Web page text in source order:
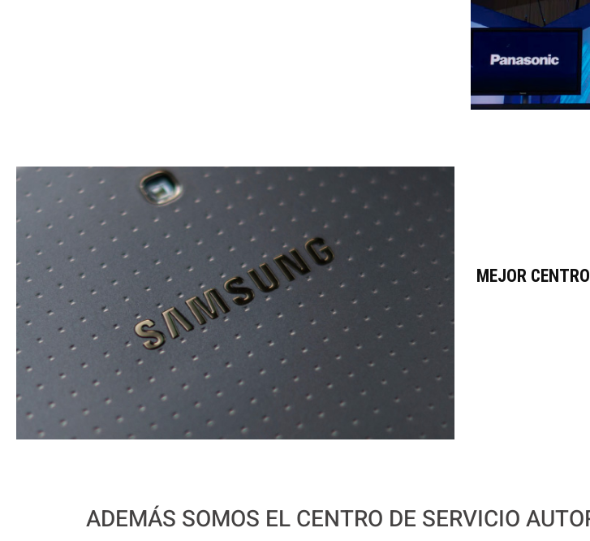
MEJOR
ADEMÁS SOMOS EL CENTRO DE SERVICIO